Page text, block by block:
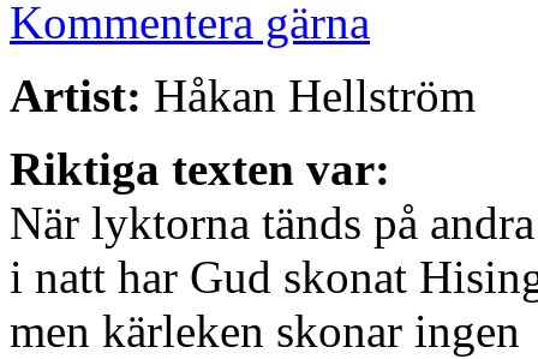
Kommentera gärna
Artist: Håkan Hellström
Riktiga texten var:
När lyktorna tänds på
i natt har Gud skonat
men kärleken skonar ingen